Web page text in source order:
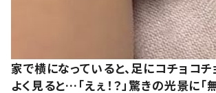
家で横になっていると、足にコチョコチ
よく見ると…「えぇ！？」驚きの光景に「